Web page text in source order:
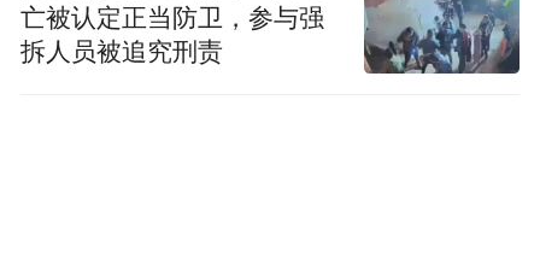
亡被认定正当防卫，参与强
拆人员被追究刑责